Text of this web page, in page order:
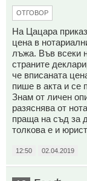
ОТГОВОР
На Цацара
цена в
лъжа. Във всеки
страните
че вписаната
пише в акта и се
Знам от личен
разяснява от
праща на съд за
толкова е и
12:50 02.04.2019